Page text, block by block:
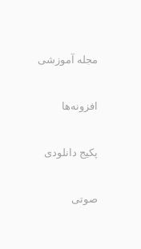
مجله آموزشی
افزونه‌ها
پکیج دانلودی
صوتی